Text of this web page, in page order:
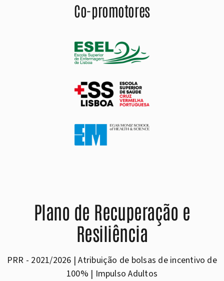
Co-promotores
Plano de Recuperação e
Resiliência
PRR - 2021/2026 | Atribuição de bolsas de incentivo de
100% | Impulso Adultos